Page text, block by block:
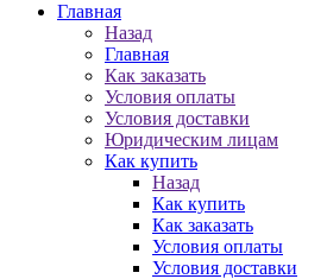
Главная
Назад
Главная
Как заказать
Условия оплаты
Условия доставки
Юридическим лицам
Как купить
Назад
Как купить
Как заказать
Условия оплаты
Условия доставки